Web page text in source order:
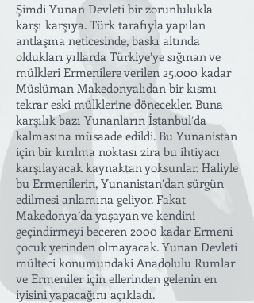
Şimdi Yunan Devleti bir zorunlulukla
karşı karşıya. Türk tarafıyla yapılan
antlaşma neticesinde, baskı altında
oldukları yıllarda Türkiye’ye sığınan ve
mülkleri Ermenilere verilen 25.000 kadar
Müslüman Makedonyalıdan bir kısmı
tekrar eski mülklerine dönecekler. Buna
karşılık bazı Yunanların İstanbul’da
kalmasına müsaade edildi. Bu Yunanistan
için bir kırılma noktası zira bu ihtiyacı
karşılayacak kaynaktan yoksunlar. Haliyle
bu Ermenilerin, Yunanistan’dan sürgün
edilmesi anlamına geliyor. Fakat
Makedonya’da yaşayan ve kendini
geçindirmeyi beceren 2000 kadar Ermeni
çocuk yerinden olmayacak. Yunan Devleti
mülteci konumundaki Anadolulu Rumlar
ve Ermeniler için ellerinden gelenin en
iyisini yapacağını açıkladı.